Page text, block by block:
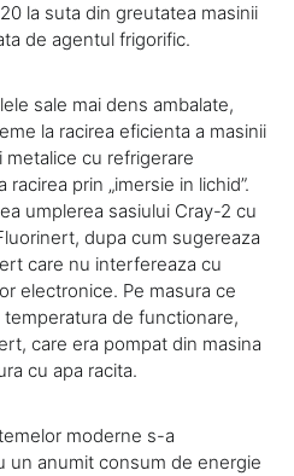
la suta din greutatea masinii
de agentul frigorific.
sale mai dens ambalate,
la racirea eficienta a masinii
cu refrigerare
prin „imersie in lichid”.
umplerea sasiului Cray-2 cu
dupa cum sugereaza
care nu interfereaza cu
electronice. Pe masura ce
de functionare,
care era pompat din masina
cu apa racita.
moderne s-a
un anumit consum de energie